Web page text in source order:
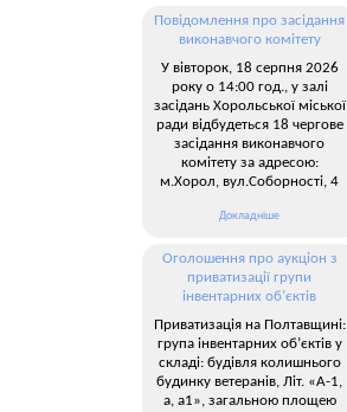
Повідомлення про засідання
виконавчого комітету
У вівторок, 18 серпня 2026
року о 14:00 год., у залі
засідань Хорольської міської
ради відбудеться 18 чергове
засідання виконавчого
комітету за адресою:
м.Хорол, вул.Соборності, 4
Докладніше
Оголошення про аукціон з
приватизації групи
інвентарних об’єктів
Приватизація на Полтавщині:
група інвентарних об’єктів у
складі: будівля колишнього
будинку ветеранів, Літ. «А-1,
а, а1», загальною площею